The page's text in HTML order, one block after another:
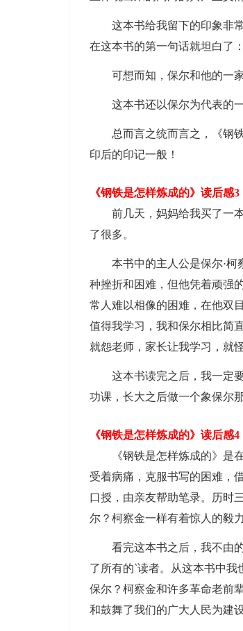
这本书给我留下的印象非
在这本书的第一句话就坦白了
可想而知，保尔和他的一
这本书还以保尔为代表的
总而言之统而言之，《钢
印后的印记一般！
《钢铁是怎样炼成的》读后感3
前几天，妈妈给我买了一
了很多。
本书中的主人公是保尔·
种挫折和困难，但他凭着顽强
常人难以相像的困难，在他双
值得我学习，我和保尔相比简
就怨老师，家长让我学习，就怪
这本书读完之后，我一定
功课，长大之后做一个象保尔
《钢铁是怎样炼成的》读后感4
《钢铁是怎样炼成的》是
受着病痛，克服书写的困难，
口授，由亲友帮助笔录。历时
尔？柯察金一样有着惊人的毅
看完这本书之后，我不由
了所有的`读者。从这本书中
保尔？柯察金和许多革命老前
和鼓舞了我们的广大人民为建